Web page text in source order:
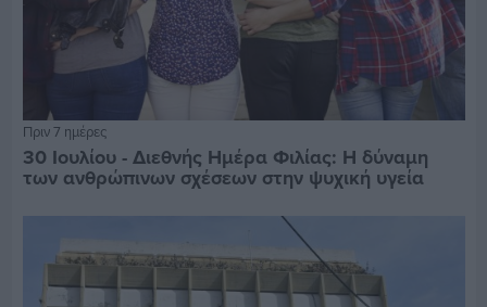
Πριν 7 ημέρες
30 Ιουλίου - Διεθνής Ημέρα Φιλίας: Η δύναμη
των ανθρώπινων σχέσεων στην ψυχική υγεία